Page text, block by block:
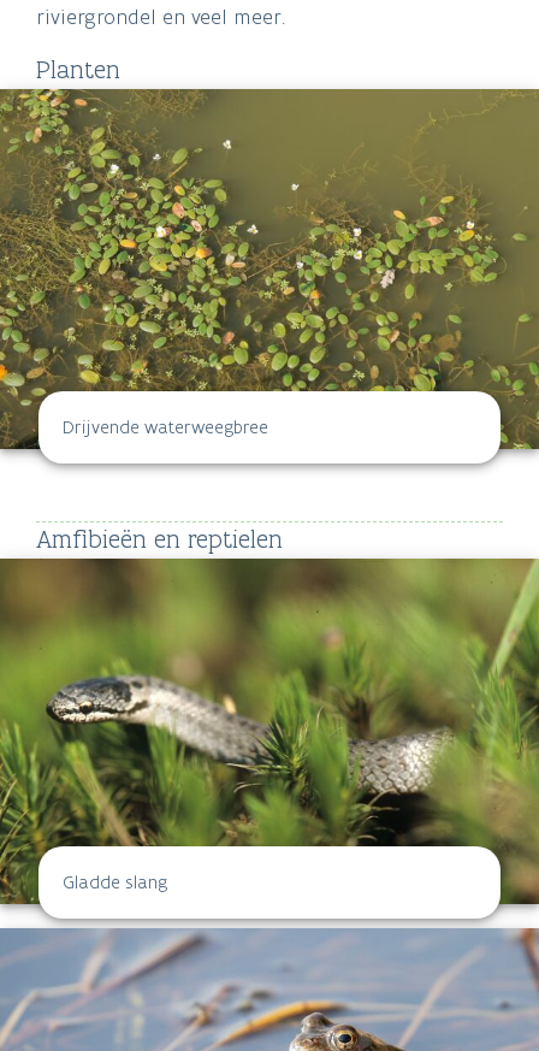
riviergrondel en veel meer.
Planten
Drijvende waterweegbree
Amfibieën en reptielen
Gladde slang